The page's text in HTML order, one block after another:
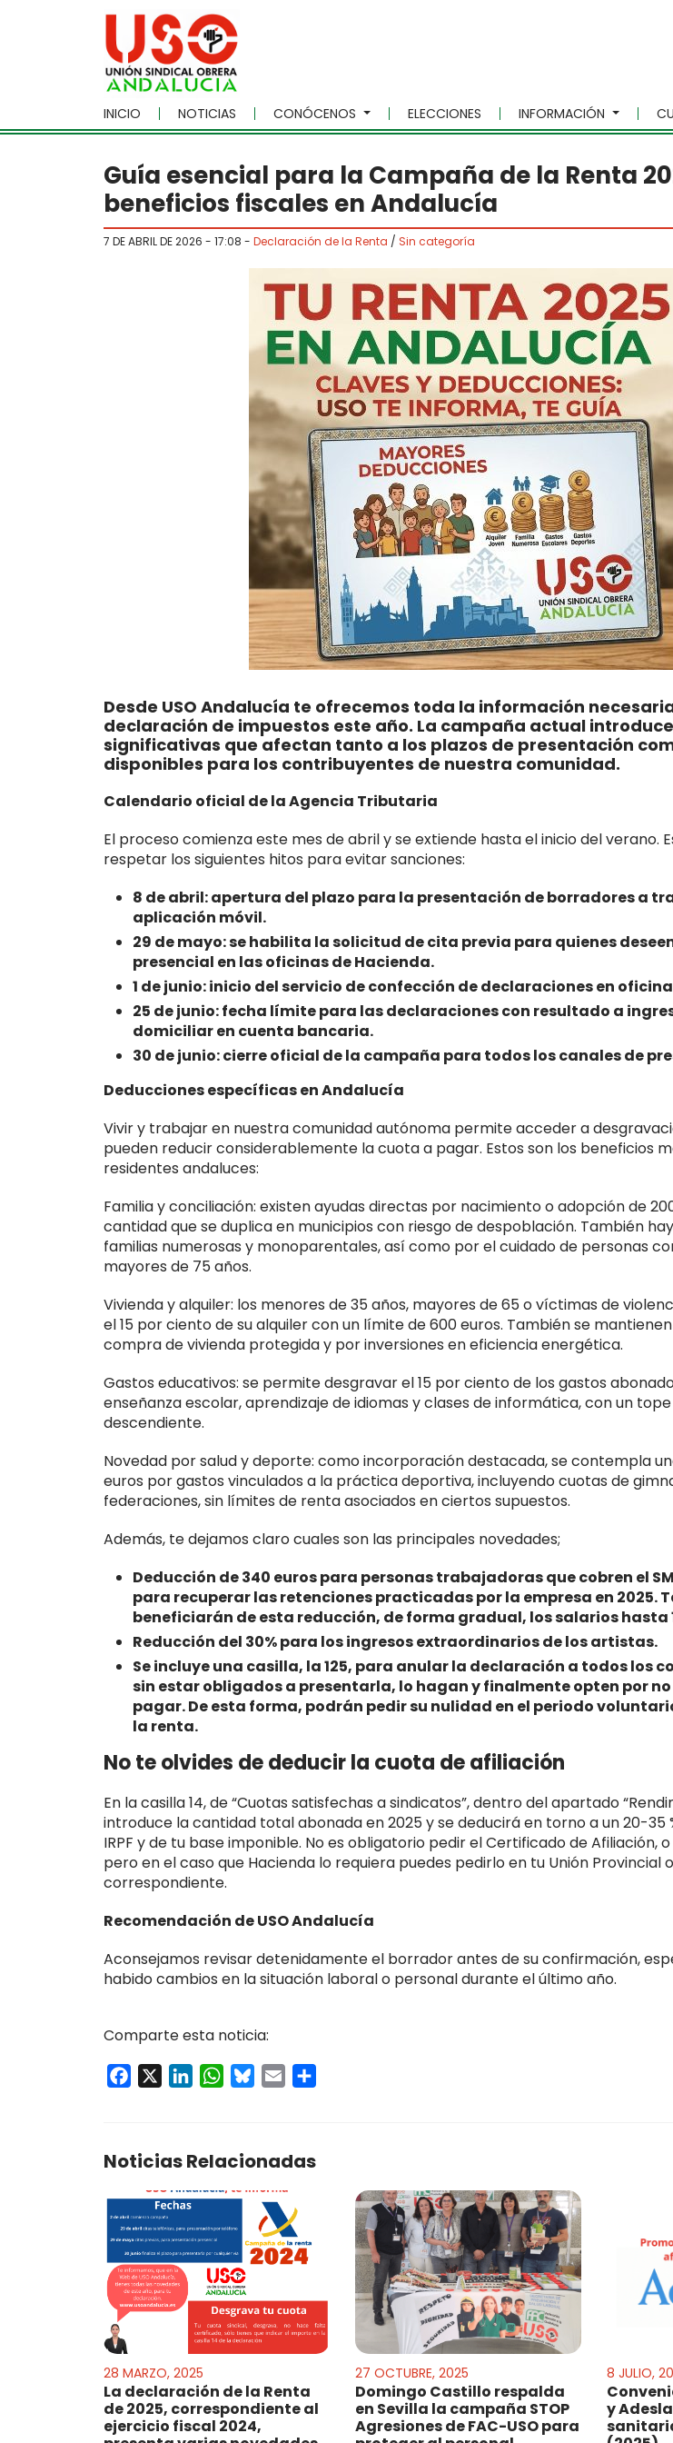
Skip to main content
INICIO NOTICIAS CONÓCENOS ELECCIONES INFORMACIÓN
Guía esencial para la Campaña de la Renta
beneficios fiscales en Andalucía
7 DE ABRIL DE 2026 - 17:08 - Declaración de la Renta / Sin categoría
Desde USO Andalucía te ofrecemos toda la información
declaración de impuestos este año. La campaña actual
significativas que afectan tanto a los plazos de presentación
disponibles para los contribuyentes de nuestra comunidad.
Calendario oficial de la Agencia Tributaria
El proceso comienza este mes de abril y se extiende hasta el inicio del verano.
respetar los siguientes hitos para evitar sanciones:
8 de abril: apertura del plazo para la presentación de borradores a
aplicación móvil.
29 de mayo: se habilita la solicitud de cita previa para quienes
presencial en las oficinas de Hacienda.
1 de junio: inicio del servicio de confección de declaraciones en
25 de junio: fecha límite para las declaraciones con resultado a
domiciliar en cuenta bancaria.
30 de junio: cierre oficial de la campaña para todos los canales de
Deducciones específicas en Andalucía
Vivir y trabajar en nuestra comunidad autónoma permite acceder a
pueden reducir considerablemente la cuota a pagar. Estos son los beneficios
residentes andaluces:
Familia y conciliación: existen ayudas directas por nacimiento o adopción de
cantidad que se duplica en municipios con riesgo de despoblación. También
familias numerosas y monoparentales, así como por el cuidado de personas
mayores de 75 años.
Vivienda y alquiler: los menores de 35 años, mayores de 65 o víctimas de
el 15 por ciento de su alquiler con un límite de 600 euros. También se
compra de vivienda protegida y por inversiones en eficiencia energética.
Gastos educativos: se permite desgravar el 15 por ciento de los gastos
enseñanza escolar, aprendizaje de idiomas y clases de informática, con un
descendiente.
Novedad por salud y deporte: como incorporación destacada, se contempla
euros por gastos vinculados a la práctica deportiva, incluyendo cuotas de
federaciones, sin límites de renta asociados en ciertos supuestos.
Además, te dejamos claro cuales son las principales novedades;
Deducción de 340 euros para personas trabajadoras que cobren el
para recuperar las retenciones practicadas por la empresa en 2025.
beneficiarán de esta reducción, de forma gradual, los salarios hasta
Reducción del 30% para los ingresos extraordinarios de los artistas.
Se incluye una casilla, la 125, para anular la declaración a todos los
sin estar obligados a presentarla, lo hagan y finalmente opten por
pagar. De esta forma, podrán pedir su nulidad en el periodo
la renta.
No te olvides de deducir la cuota de afiliación
En la casilla 14, de “Cuotas satisfechas a sindicatos”, dentro del apartado
introduce la cantidad total abonada en 2025 y se deducirá en torno a un 20-35
IRPF y de tu base imponible. No es obligatorio pedir el Certificado de Afiliación,
pero en el caso que Hacienda lo requiera puedes pedirlo en tu Unión Provincial
correspondiente.
Recomendación de USO Andalucía
Aconsejamos revisar detenidamente el borrador antes de su confirmación,
habido cambios en la situación laboral o personal durante el último año.
Comparte esta noticia:
Facebook LinkedInWhatsApp
Bluesky
Email
Noticias Relacionadas
28 MARZO, 2025
La declaración de la Renta
de 2025, correspondiente al
ejercicio fiscal 2024,
27 OCTUBRE, 2025
Domingo Castillo respalda
en Sevilla la campaña STOP
Agresiones de FAC-USO para
8 JULIO,
y